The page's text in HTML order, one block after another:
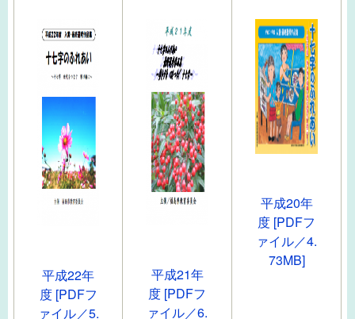
平成22年
度 [PDFフ
ァイル／5.
平成21年
度 [PDFフ
ァイル／6.
平成20年
度 [PDFフ
ァイル／4.
73MB]